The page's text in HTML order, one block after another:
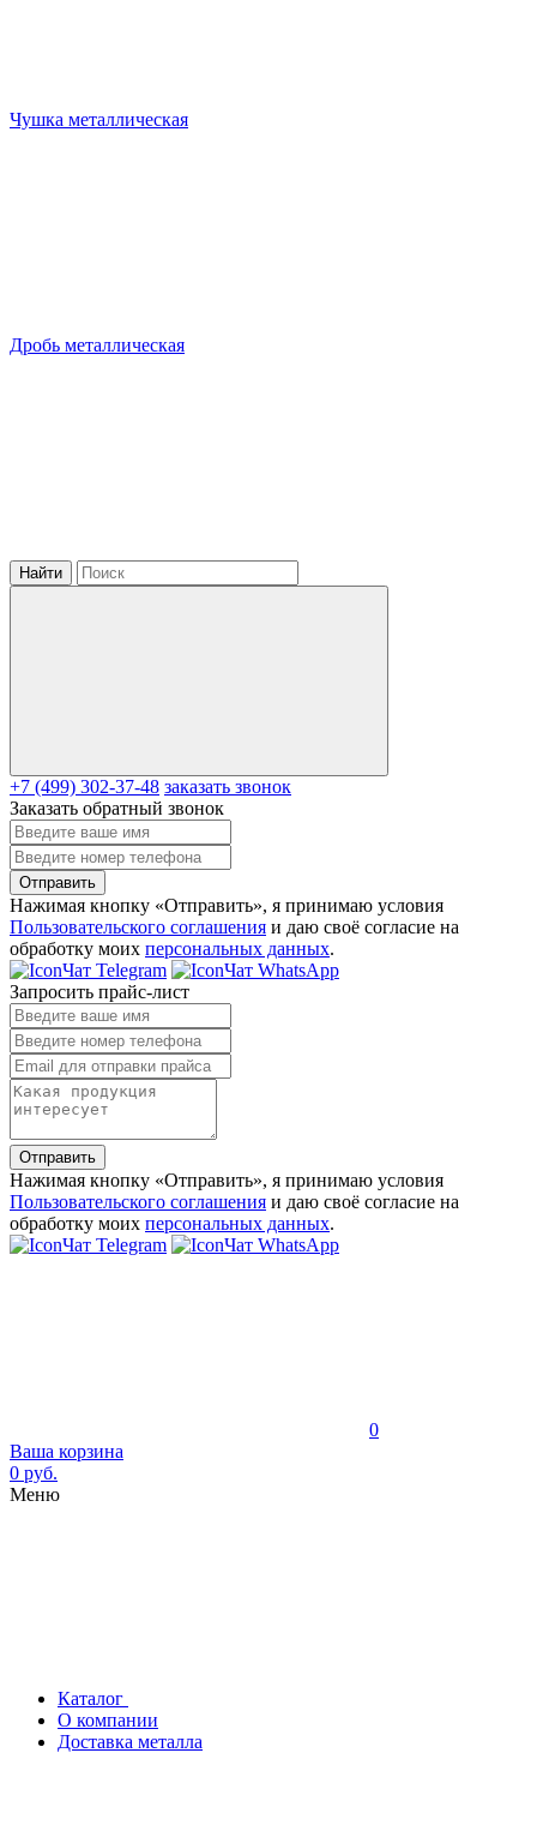
Чушка металлическая
Дробь металлическая
Найти
+7 (499) 302-37-48 заказать звонок
Заказать обратный звонок
Отправить
Нажимая кнопку «Отправить», я принимаю условия
Пользовательского соглашения и даю своё согласие на
обработку моих персональных данных.
Чат Telegram
Чат WhatsApp
Запросить прайс-лист
Отправить
Нажимая кнопку «Отправить», я принимаю условия
Пользовательского соглашения и даю своё согласие на
обработку моих персональных данных.
Чат Telegram
Чат WhatsApp
0
Ваша корзина
0 руб.
Меню
Каталог
О компании
Доставка металла